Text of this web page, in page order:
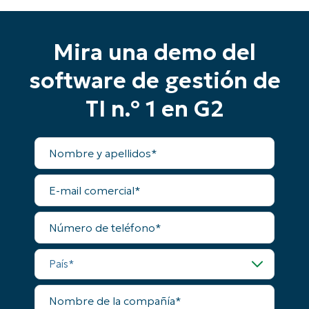
Mira una demo del
software de gestión de
TI n.º 1 en G2
Nombre
apellidos
E-
mail
comercial
Número
teléfono
País
Nombre
Comienza tu prueba de 14 días
Sin necesidad de tarjeta de crédito, acceso
completo a todas las funciones.
First
email*
Phone
number*
País
Company
name*